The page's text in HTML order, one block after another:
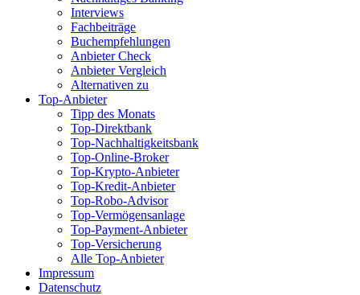
Interviews
Fachbeiträge
Buchempfehlungen
Anbieter Check
Anbieter Vergleich
Alternativen zu
Top-Anbieter
Tipp des Monats
Top-Direktbank
Top-Nachhaltigkeitsbank
Top-Online-Broker
Top-Krypto-Anbieter
Top-Kredit-Anbieter
Top-Robo-Advisor
Top-Vermögensanlage
Top-Payment-Anbieter
Top-Versicherung
Alle Top-Anbieter
Impressum
Datenschutz